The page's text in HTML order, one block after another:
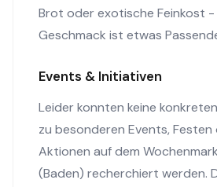
Brot oder exotische Feinkost -
Geschmack ist etwas
Events & Initiativen
Leider konnten keine
zu besonderen Events,
Aktionen auf dem
(Baden) recherchiert werden.